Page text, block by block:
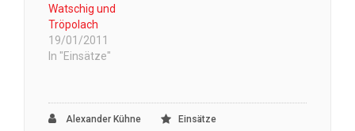
Watschig und
Tröpolach
19/01/2011
In "Einsätze"
Alexander Kühne Einsätze